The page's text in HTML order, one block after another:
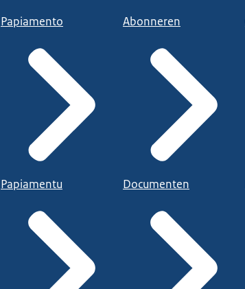
Papiamento
Papiamentu
Abonneren
Documenten